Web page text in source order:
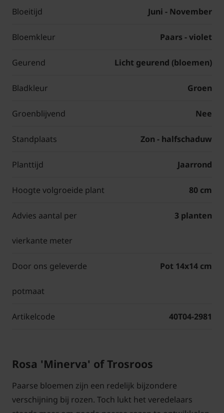
Bloeitijd Juni - November
Bloemkleur Paars - violet
Geurend Licht geurend (bloemen)
Bladkleur Groen
Groenblijvend Nee
Standplaats Zon - halfschaduw
Planttijd Jaarrond
Hoogte volgroeide plant 80 cm
Advies aantal per
vierkante meter
3 planten
Door ons geleverde
potmaat
Pot 14x14 cm
Artikelcode 40T04-2981
Rosa 'Minerva' of Trosroos
Paarse bloemen zijn een redelijk bijzondere
verschijning bij rozen. Toch lukt het veredelaars